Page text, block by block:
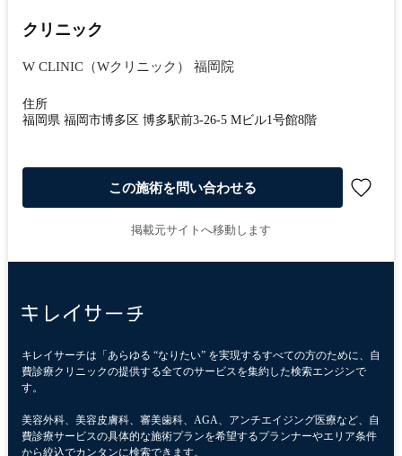
クリニック
W CLINIC（Wクリニック） 福岡院
住所
福岡県 福岡市博多区 博多駅前3-26-5 Mビル1号館8階
この施術を問い合わせる
掲載元サイトへ移動します
キレイサーチは「あらゆる “なりたい” を実現するすべての方のために、自
費診療クリニックの提供する全てのサービスを集約した検索エンジンで
す。
美容外科、美容皮膚科、審美歯科、AGA、アンチエイジング医療など、自
費診療サービスの具体的な施術プランを希望するプランナーやエリア条件
から絞込でカンタンに検索できます。